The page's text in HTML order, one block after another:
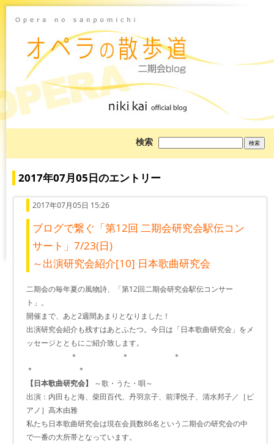
検索
を
索:
2017年07月05日のエントリー
2017年07月05日 15:26
ブログで繋ぐ「第12回 二期会研究会駅伝コン
サート」7/23(日)
～出演研究会紹介[10] 日本歌曲研究会
二期会の毎年夏の風物詩、「第12回二期会研究会駅伝コンサー
ト」。
開催まで、あと2週間あまりとなりました！
出演研究会紹介も残すはあとふたつ。今日は「日本歌曲研究会」をメ
ッセージとともにご紹介致します。
＊ ＊ ＊
＊ ＊
【日本歌曲研究会】
～歌・うた・唄～
出演：内田もと海、柴田百代、丹羽京子、前澤悦子、清水邦子／［ピ
アノ］高木由雅
私たち日本歌曲研究会は現在会員数86名という二期会の研究会の中
で一番の大所帯となっています。